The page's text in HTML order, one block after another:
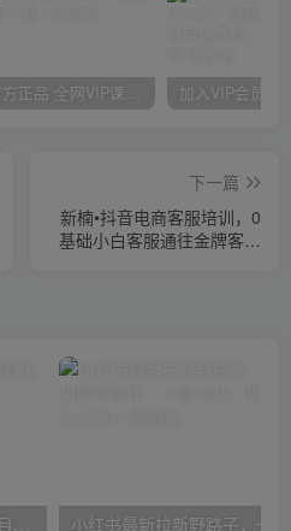
官方正品 全网VIP课程 无损下载~
下一篇
新楠•抖音电商客服培训，0
基础小白客服通往金牌客服